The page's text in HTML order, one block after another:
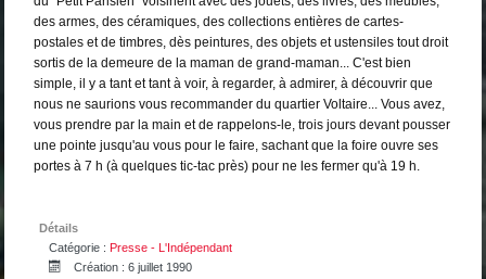
des armes, des céramiques, des collections entières de cartes-
postales et de timbres, dès peintures, des objets et ustensiles tout droit
sortis de la demeure de la maman de grand-maman... C'est bien
simple, il y a tant et tant à voir, à regarder, à admirer, à découvrir que
nous ne saurions vous recommander du quartier Voltaire... Vous avez,
vous prendre par la main et de rappelons-le, trois jours devant pousser
une pointe jusqu'au vous pour le faire, sachant que la foire ouvre ses
portes à 7 h (à quelques tic-tac près) pour ne les fermer qu'à 19 h.
Détails
Catégorie : Presse - L'Indépendant
Création : 6 juillet 1990